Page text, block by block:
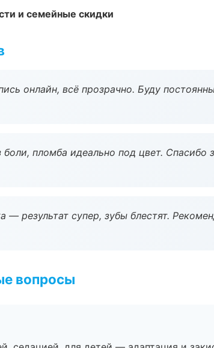
и семейные скидки
онлайн, всё прозрачно. Буду
пломба идеально под цвет. Спасибо
— результат супер, зубы блестят.
вопросы